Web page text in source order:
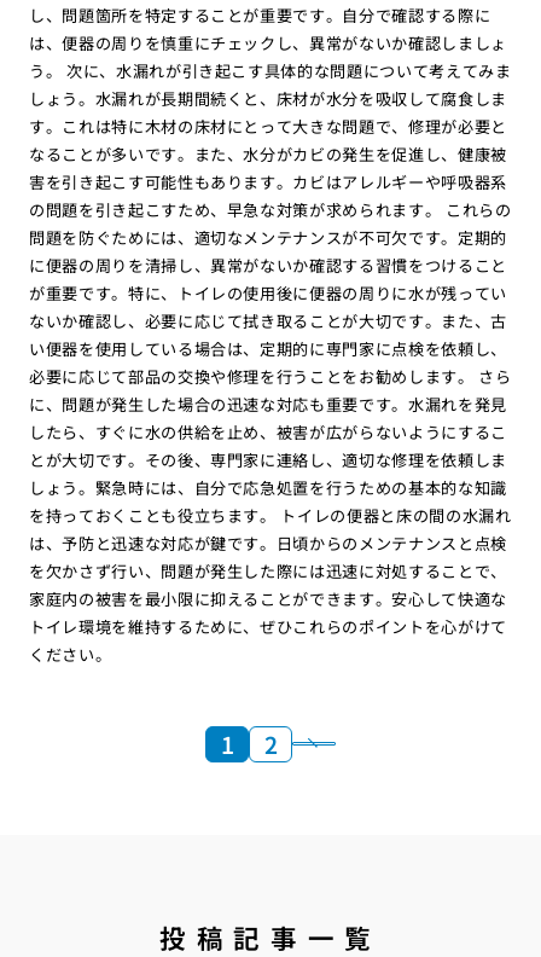
し、問題箇所を特定することが重要です。自分で確認する際に
は、便器の周りを慎重にチェックし、異常がないか確認しましょ
う。 次に、水漏れが引き起こす具体的な問題について考えてみま
しょう。水漏れが長期間続くと、床材が水分を吸収して腐食しま
す。これは特に木材の床材にとって大きな問題で、修理が必要と
なることが多いです。また、水分がカビの発生を促進し、健康被
害を引き起こす可能性もあります。カビはアレルギーや呼吸器系
の問題を引き起こすため、早急な対策が求められます。 これらの
問題を防ぐためには、適切なメンテナンスが不可欠です。定期的
に便器の周りを清掃し、異常がないか確認する習慣をつけること
が重要です。特に、トイレの使用後に便器の周りに水が残ってい
ないか確認し、必要に応じて拭き取ることが大切です。また、古
い便器を使用している場合は、定期的に専門家に点検を依頼し、
必要に応じて部品の交換や修理を行うことをお勧めします。 さら
に、問題が発生した場合の迅速な対応も重要です。水漏れを発見
したら、すぐに水の供給を止め、被害が広がらないようにするこ
とが大切です。その後、専門家に連絡し、適切な修理を依頼しま
しょう。緊急時には、自分で応急処置を行うための基本的な知識
を持っておくことも役立ちます。 トイレの便器と床の間の水漏れ
は、予防と迅速な対応が鍵です。日頃からのメンテナンスと点検
を欠かさず行い、問題が発生した際には迅速に対処することで、
家庭内の被害を最小限に抑えることができます。安心して快適な
トイレ環境を維持するために、ぜひこれらのポイントを心がけて
ください。
1 2
投稿記事一覧